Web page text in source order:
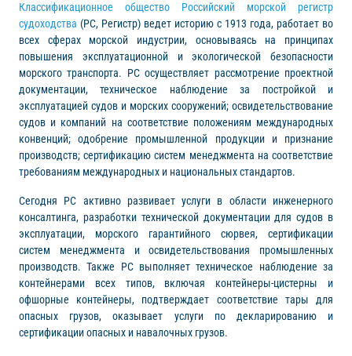
Классификационное общество Российский морской регистр
судоходства (РС, Регистр) ведет историю с 1913 года, работает во
всех сферах морской индустрии, основываясь на принципах
повышения эксплуатационной и экологической безопасности
морского транспорта. РС осуществляет рассмотрение проектной
документации, техническое наблюдение за постройкой и
эксплуатацией судов и морских сооружений; освидетельствование
судов и компаний на соответствие положениям международных
конвенций; одобрение промышленной продукции и признание
производств; сертификацию систем менеджмента на соответствие
требованиям международных и национальных стандартов.
Сегодня РС активно развивает услуги в области инженерного
консалтинга, разработки технической документации для судов в
эксплуатации, морского гарантийного сюрвея, сертификации
систем менеджмента и освидетельствования промышленных
производств. Также РС выполняет техническое наблюдение за
контейнерами всех типов, включая контейнеры-цистерны и
офшорные контейнеры, подтверждает соответствие тары для
опасных грузов, оказывает услуги по декларированию и
сертификации опасных и навалочных грузов.